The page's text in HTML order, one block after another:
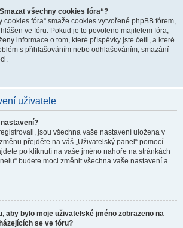
všechny cookies fóra“?
cookies fóra“ smaže cookies vytvořené phpBB fórem,
ve fóru. Pokud je to povoleno majitelem fóra,
informace o tom, které příspěvky jste četli, a které
s přihlašováním nebo odhlašováním, smazání
uživatele
jsou všechna vaše nastavení uložena v
přejděte na váš „Uživatelský panel“ pomocí
po kliknutí na vaše jméno nahoře na stránkách
budete moci změnit všechna vaše nastavení a
aby bylo moje uživatelské jméno zobrazeno na
se ve fóru?